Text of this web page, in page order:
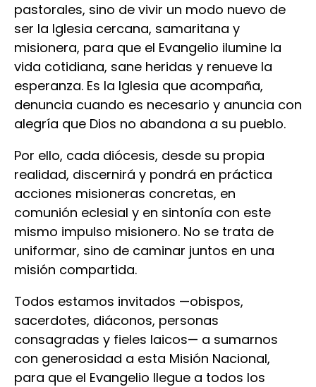
pastorales, sino de vivir un modo nuevo de
ser la Iglesia cercana, samaritana y
misionera, para que el Evangelio ilumine la
vida cotidiana, sane heridas y renueve la
esperanza. Es la Iglesia que acompaña,
denuncia cuando es necesario y anuncia con
alegría que Dios no abandona a su pueblo.
Por ello, cada diócesis, desde su propia
realidad, discernirá y pondrá en práctica
acciones misioneras concretas, en
comunión eclesial y en sintonía con este
mismo impulso misionero. No se trata de
uniformar, sino de caminar juntos en una
misión compartida.
Todos estamos invitados —obispos,
sacerdotes, diáconos, personas
consagradas y fieles laicos— a sumarnos
con generosidad a esta Misión Nacional,
para que el Evangelio llegue a todos los